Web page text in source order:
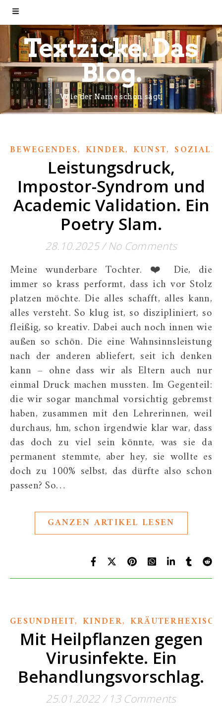
Textzicke. Das
Blog.
Wie der Name schon sagt.
BEWEGENDES, KINDER, KUNST,
Leistungsdruck,
Impostor-Syndrom und
Academic Validation. Ein
Poetry Slam.
28.10.2025/ No Comments
Meine wunderbare Tochter. ❤️ Die, die
immer so krass performt, dass ich vor Stolz
platzen möchte. Die alles schafft, alles kann,
alles versteht. So klug ist, so diszipliniert, so
fleißig, so kreativ. Dabei auch noch innen wie
außen so schön. Die eine Wahnsinnsleistung
nach der anderen abliefert, seit ich denken
kann – ohne dass wir als Eltern auch nur
einmal Druck machen mussten. Im Gegenteil:
die wir sogar manchmal vorsichtig gebremst
haben, zusammen mit den Lehrerinnen, weil
durchaus, hm, schon irgendwie klar war, dass
das doch zu viel sein könnte, was sie da
permanent stemmte, aber hey, sie wollte es
doch zu 100% selbst, das dürfte also schon
passen? So…
GANZEN ARTIKEL LESEN
GESUNDHEIT, KINDER,
Mit Heilpflanzen gegen
Virusinfekte. Ein
Behandlungsvorschlag.
25.01.2022 / 13 Comments